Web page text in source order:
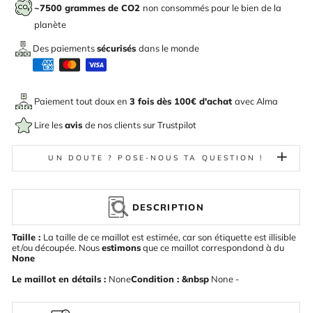
~7500 grammes de CO2 non consommés pour le bien de la
planète
Des paiementssécurisés dans le monde
Paiement tout doux en 3 fois dès 100€ d'achat avecAlma
Lire lesavis de nos clients sur Trustpilot
UN DOUTE ? POSE-NOUS TA QUESTION !
DESCRIPTION
Taille : La taille de ce maillot est estimée, car son étiquette est illisible
et/ou découpée. Nousestimonsque ce maillot correspondond à du
None
Le maillot en détails : NoneCondition : &nbsp None -